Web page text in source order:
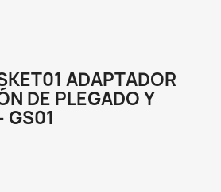
ADAPTADOR
DE PLEGADO Y
GS01